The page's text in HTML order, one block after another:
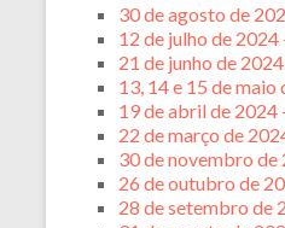
30 de agosto de
12 de julho de
21 de junho de
13, 14 e 15 de
19 de abril de 2024
22 de março de
30 de novembro de
26 de outubro de
28 de setembro de